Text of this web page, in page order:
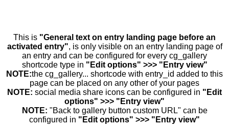
This is "General text on entry landing page before an
activated entry", is only visible on an entry landing page of
an entry and can be configured for every cg_gallery
shortcode type in "Edit options" >>> "Entry view"
NOTE:the cg_gallery... shortcode with entry_id added to this
page can be placed on any other of your pages
NOTE: social media share icons can be configured in "Edit
options" >>> "Entry view"
NOTE: "Back to gallery button custom URL" can be
configured in "Edit options" >>> "Entry view"